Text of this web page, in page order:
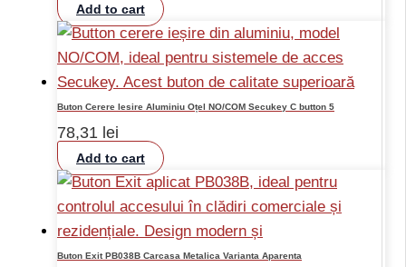
Add to cart
Buton Cerere Iesire Aluminiu Oțel NO/COM Secukey C button 5
78,31 lei
Add to cart
Buton Exit PB038B Carcasa Metalica Varianta Aparenta